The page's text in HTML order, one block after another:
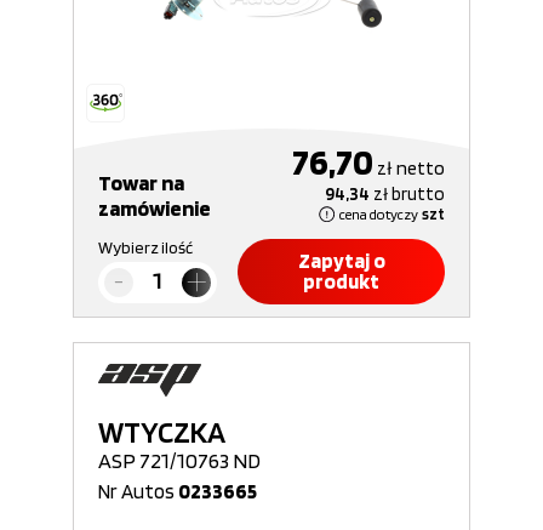
Towar na
zamówienie
76,70 złnetto
94,34 złbrutto
cena dotyczy szt
Wybierz ilość
Zapytaj o
produkt
WTYCZKA
ASP 721/10763 ND
Nr Autos 0233665